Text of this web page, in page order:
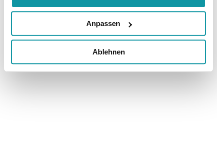
Anpassen
Ablehnen